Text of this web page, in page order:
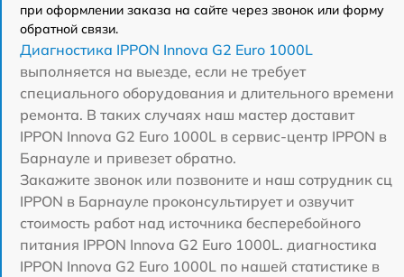
при оформлении заказа на сайте через звонок или форму
обратной связи.
Диагностика IPPON Innova G2 Euro 1000L
выполняется на выезде, если не требует
специального оборудования и длительного времени
ремонта. В таких случаях наш мастер доставит
IPPON Innova G2 Euro 1000L в сервис-центр IPPON в
Барнауле и привезет обратно.
Закажите звонок или позвоните и наш сотрудник сц
IPPON в Барнауле проконсультирует и озвучит
стоимость работ над источника бесперебойного
питания IPPON Innova G2 Euro 1000L. диагностика
IPPON Innova G2 Euro 1000L по нашей статистике в